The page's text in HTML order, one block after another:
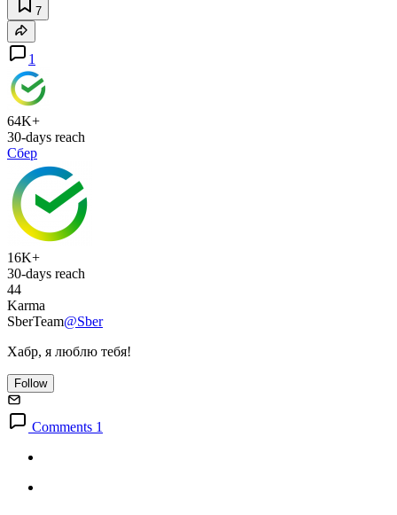
7
1
64K+
30-days reach
Сбер
16K+
30-days reach
44
Karma
SberTeam@Sber
Хабр, я люблю тебя!
Follow
Comments 1